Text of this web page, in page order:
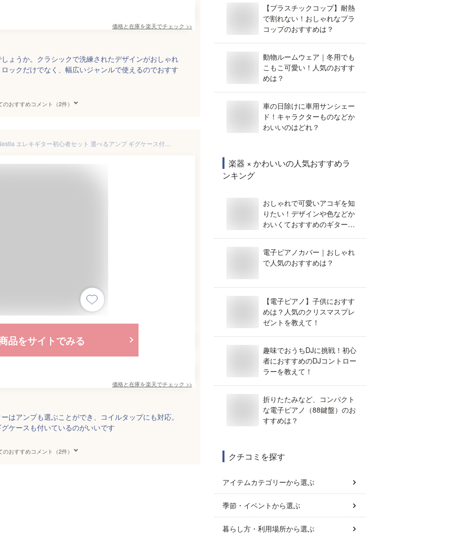
価格と在庫を楽天でチェック >>
ょうか。クラシックで洗練されたデザインがおしゃれ
ックだけでなく、幅広いジャンルで使えるのでおすす
のおすすめコメント（2件）
品をサイトでみる
価格と在庫を楽天でチェック >>
はアンプも選ぶことができ、コイルタップにも対応。
ケースも付いているのがいいです
のおすすめコメント（2件）
【プラスチックコップ】耐熱
で割れない！おしゃれなプラ
コップのおすすめは？
動物ルームウェア｜冬用でも
こもこ可愛い！人気のおすす
めは？
車の日除けに車用サンシェー
ド！キャラクターものなどか
わいいのはどれ？
楽器 × かわいいの人気おすすめラ
ンキング
おしゃれで可愛いアコギを知
りたい！デザインや色などか
わいくておすすめのギターを
電子ピアノカバー｜おしゃれ
で人気のおすすめは？
【電子ピアノ】子供におすす
めは？人気のクリスマスプレ
ゼントを教えて！
趣味でおうちDJに挑戦！初心
者におすすめのDJコントロー
ラーを教えて！
折りたたみなど、コンパクト
な電子ピアノ（88鍵盤）のお
すすめは？
クチコミを探す
アイテムカテゴリーから選ぶ
季節・イベントから選ぶ
暮らし方・利用場所から選ぶ